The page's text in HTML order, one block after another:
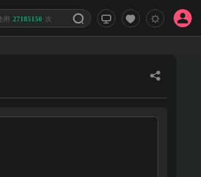
用 27185150 次